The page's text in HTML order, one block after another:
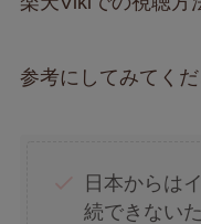
参考にしてみてくだ
日本からは
続できない